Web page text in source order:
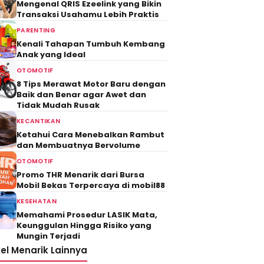
Mengenal QRIS Ezeelink yang Bikin
Transaksi Usahamu Lebih Praktis
PARENTING
Kenali Tahapan Tumbuh Kembang
Anak yang Ideal
OTOMOTIF
8 Tips Merawat Motor Baru dengan
Baik dan Benar agar Awet dan
Tidak Mudah Rusak
KECANTIKAN
Ketahui Cara Menebalkan Rambut
dan Membuatnya Bervolume
OTOMOTIF
Promo THR Menarik dari Bursa
Mobil Bekas Terpercaya di mobil88
KESEHATAN
Memahami Prosedur LASIK Mata,
Keunggulan Hingga Risiko yang
Mungin Terjadi
Menarik Lainnya